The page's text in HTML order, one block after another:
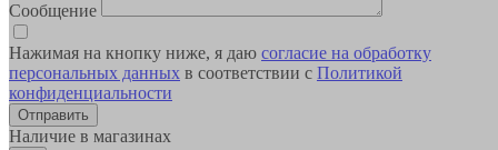
Сообщение
Нажимая на кнопку ниже, я даю согласие на обработку
персональных данных в соответствии с Политикой
конфиденциальности
Наличие в магазинах